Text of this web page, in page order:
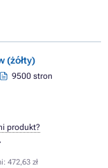
(żółty)
9500 stron
472,63 zł
produkt?